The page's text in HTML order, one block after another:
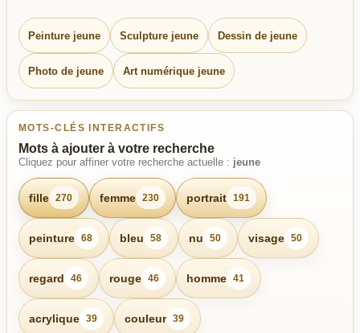
Peinture jeune Sculpture jeune Dessin de jeune
Photo de jeune Art numérique jeune
MOTS-CLÉS INTERACTIFS
Mots à ajouter à votre recherche
Cliquez pour affiner votre recherche actuelle : jeune
fille 270 femme 230 portrait 191
peinture 68 bleu 58 nu 50 visage 50
regard 46 rouge 46 homme 41
acrylique 39 couleur 39